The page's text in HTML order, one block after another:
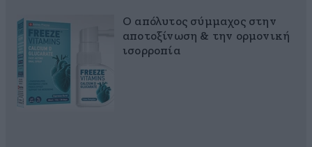
Ο απόλυτος σύμμαχος στην
αποτοξίνωση & την ορμονική
ισορροπία